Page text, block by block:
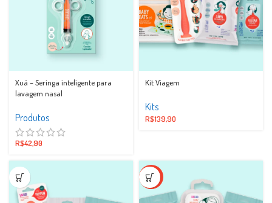
Xuá – Seringa inteligente para
lavagem nasal
Produtos
R$42,90
Kit Viagem
Kits
R$139,90
-17%